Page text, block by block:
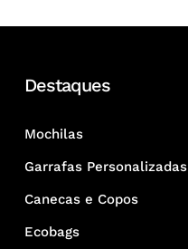
Destaques
Mochilas
Garrafas Personalizadas
Canecas e Copos
Ecobags